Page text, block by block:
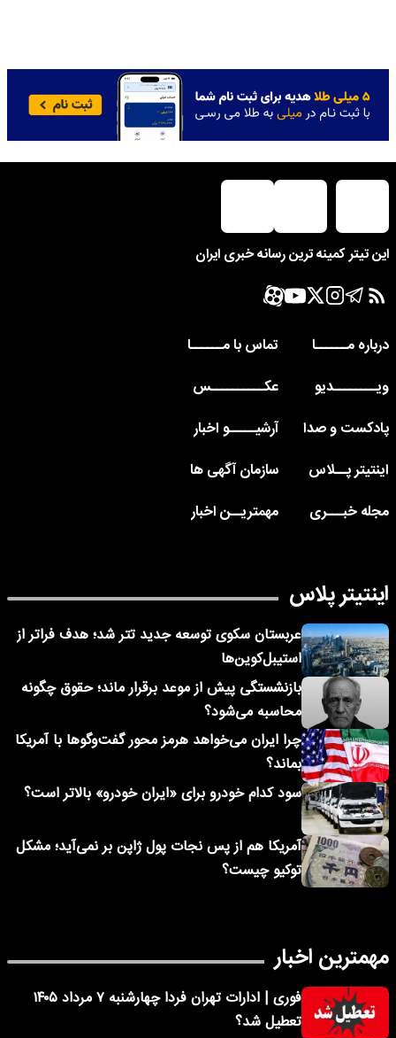
این تیتر کمینه ترین رسانه خبری ایران
درباره مــــــا
تماس با مــــــا
ویــــــــدیو
عکــــــــــس
پادکست و صدا
آرشیـــــو اخبار
اینتیتر پــلاس
سازمان آگهی ها
مجله خبـــری
مهمتریــن اخبار
اینتیتر پلاس
عربستان سکوی توسعه جدید تتر شد؛ هدف فراتر از
استیبل‌کوین‌ها
بازنشستگی پیش از موعد برقرار ماند؛ حقوق چگونه
محاسبه می‌شود؟
چرا ایران می‌خواهد هرمز محور گفت‌وگوها با آمریکا
بماند؟
سود کدام خودرو برای «ایران خودرو» بالاتر است؟
آمریکا هم از پس نجات پول ژاپن بر نمی‌آید؛ مشکل
توکیو چیست؟
مهمترین اخبار
فوری | ادارات تهران فردا چهارشنبه ۷ مرداد ۱۴۰۵
تعطیل شد؟